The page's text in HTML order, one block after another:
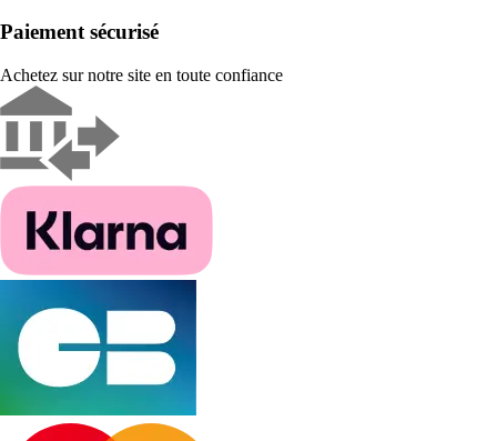
Paiement sécurisé
Achetez sur notre site en toute confiance